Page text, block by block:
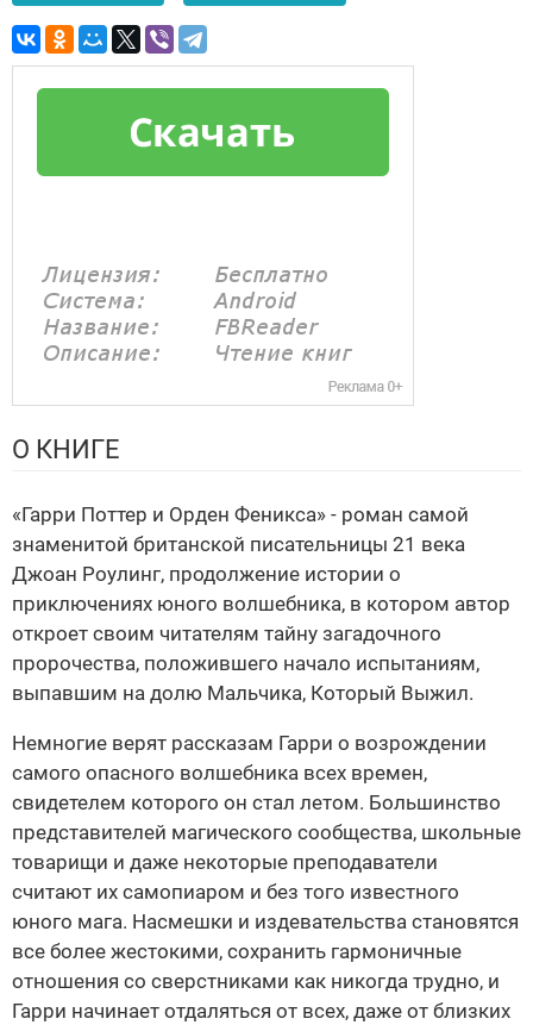
О КНИГЕ
«Гарри Поттер и Орден Феникса» - роман самой
знаменитой британской писательницы 21 века
Джоан Роулинг, продолжение истории о
приключениях юного волшебника, в котором автор
откроет своим читателям тайну загадочного
пророчества, положившего начало испытаниям,
выпавшим на долю Мальчика, Который Выжил.
Немногие верят рассказам Гарри о возрождении
самого опасного волшебника всех времен,
свидетелем которого он стал летом. Большинство
представителей магического сообщества, школьные
товарищи и даже некоторые преподаватели
считают их самопиаром и без того известного
юного мага. Насмешки и издевательства становятся
все более жестокими, сохранить гармоничные
отношения со сверстниками как никогда трудно, и
Гарри начинает отдаляться от всех, даже от близких